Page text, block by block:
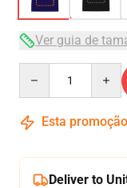
Ver guia de
Esta
Deliver to